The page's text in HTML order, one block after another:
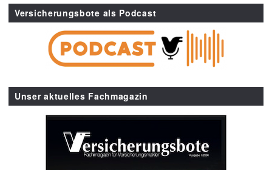
Versicherungsbote als Podcast
Unser aktuelles Fachmagazin